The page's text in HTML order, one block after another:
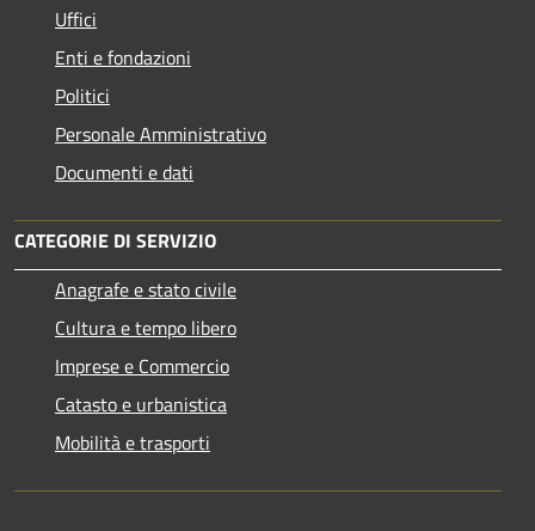
Uffici
Enti e fondazioni
Politici
Personale Amministrativo
Documenti e dati
CATEGORIE DI SERVIZIO
Anagrafe e stato civile
Cultura e tempo libero
Imprese e Commercio
Catasto e urbanistica
Mobilità e trasporti